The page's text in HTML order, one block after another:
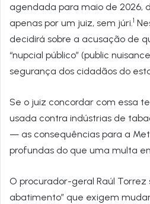
agendada para maio de 2026,
apenas por um juiz, sem júri.1
decidirá sobre a acusação de
“nupcial público” (public
segurança dos cidadãos do
Se o juiz concordar com essa
usada contra indústrias de
— as consequências para a
profundas do que uma multa
O procurador-geral Raúl Torrez
abatimento” que exigem